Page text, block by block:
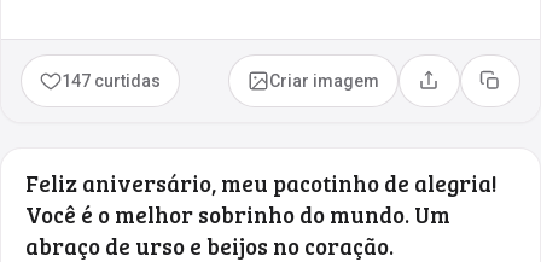
147 curtidas Criar imagem Compartilhar
Copiar
Feliz aniversário, meu pacotinho de alegria!
Você é o melhor sobrinho do mundo. Um
abraço de urso e beijos no coração.